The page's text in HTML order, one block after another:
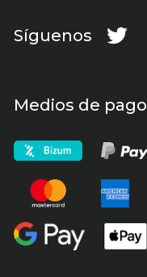
Síguenos
Medios de pago